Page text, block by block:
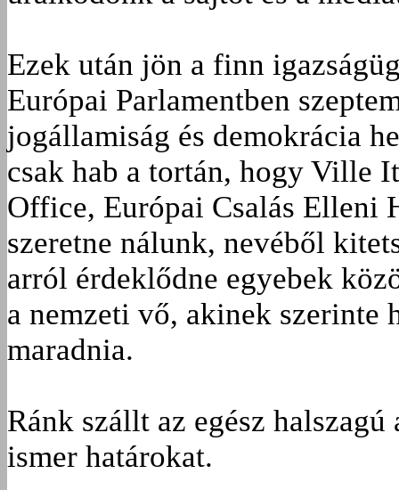
Ezek után jön a finn
Európai Parlamentben
jogállamiság és demokrácia
csak hab a tortán, hogy Ville
Office, Európai Csalás Elleni
szeretne nálunk, nevéből
arról érdeklődne egyebek
a nemzeti vő, akinek szerinte
maradnia.
Ránk szállt az egész
ismer határokat.